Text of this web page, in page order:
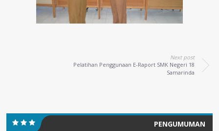
Next post
Pelatihan Penggunaan E-Raport SMK Negeri 18
Samarinda
PENGUMUMAN